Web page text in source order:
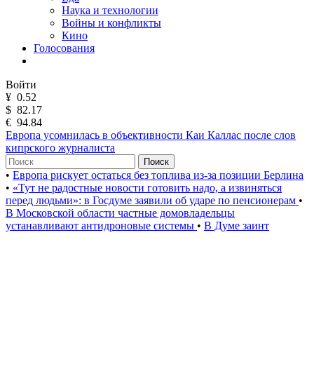
Наука и технологии
Войны и конфликты
Кино
Голосования
Войти
¥ 0.52
$ 82.17
€ 94.84
Европа усомнилась в объективности Каи Каллас после слов
кипрского журналиста
Поиск
• Европа рискует остаться без топлива из-за позиции Берлина
• «Тут не радостные новости готовить надо, а извиняться
перед людьми»: в Госдуме заявили об ударе по пенсионерам •
В Московской области частные домовладельцы
устанавливают антидроновые системы • В Думе заинт